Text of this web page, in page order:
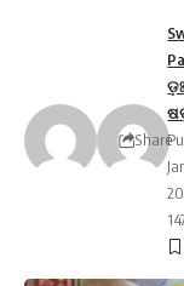
Share